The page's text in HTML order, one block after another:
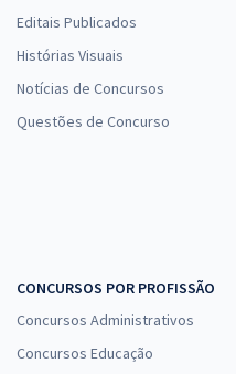
Editais Publicados
Histórias Visuais
Notícias de Concursos
Questões de Concurso
CONCURSOS POR PROFISSÃO
Concursos Administrativos
Concursos Educação